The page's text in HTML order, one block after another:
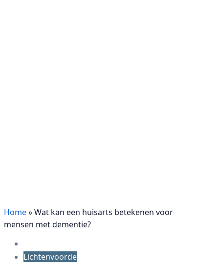
Home»Wat kan een huisarts betekenen voor
mensen met dementie?
Lichtenvoorde